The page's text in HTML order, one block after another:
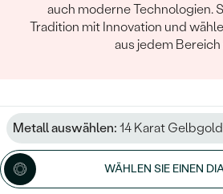
auch moderne Technologien.
Tradition mit Innovation und
aus jedem Bereich
Metall auswählen: 14 Karat
WÄHLEN SIE EINEN